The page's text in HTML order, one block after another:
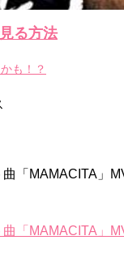
る方法
も！？
「MAMACITA」
「MAMACITA」